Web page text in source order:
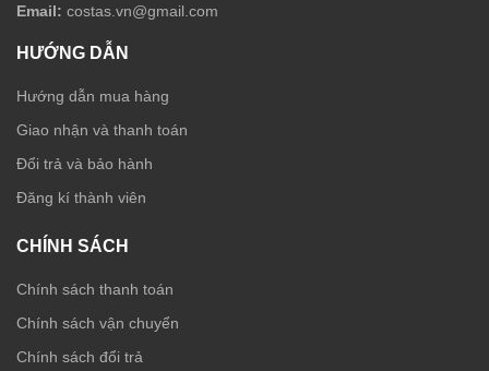
Email: costas.vn@gmail.com
HƯỚNG DẪN
Hướng dẫn mua hàng
Giao nhận và thanh toán
Đổi trả và bảo hành
Đăng kí thành viên
CHÍNH SÁCH
Chính sách thanh toán
Chính sách vận chuyển
Chính sách đổi trả